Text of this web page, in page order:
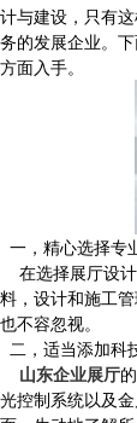
计与建设，只有
务的发展企业。
方面入手。
一，精心选择专
在选择展厅设
料，设计和施工
也不容忽视。
二，适当添加科
山东企业展厅
光控制系统以及